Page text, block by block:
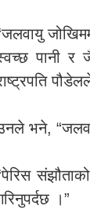
पानी र
भने,
।”